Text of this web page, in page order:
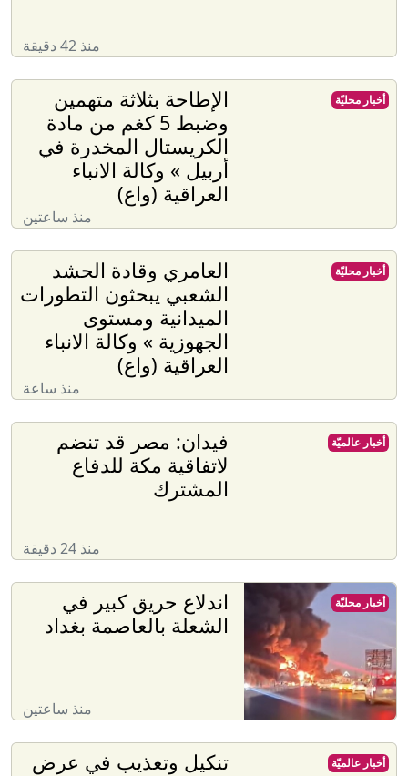
منذ 42 دقيقة
الإطاحة بثلاثة متهمين
وضبط 5 كغم من مادة
الكريستال المخدرة في
أربيل » وكالة الانباء
العراقية (واع)
منذ ساعتين
أخبار محليّة
العامري وقادة الحشد
الشعبي يبحثون التطورات
الميدانية ومستوى
الجهوزية » وكالة الانباء
العراقية (واع)
منذ ساعة
أخبار محليّة
فيدان: مصر قد تنضم
لاتفاقية مكة للدفاع
المشترك
منذ 24 دقيقة
أخبار عالميّة
اندلاع حريق كبير في
الشعلة بالعاصمة بغداد
منذ ساعتين
أخبار محليّة
تنكيل وتعذيب في عرض
أخبار عالميّة